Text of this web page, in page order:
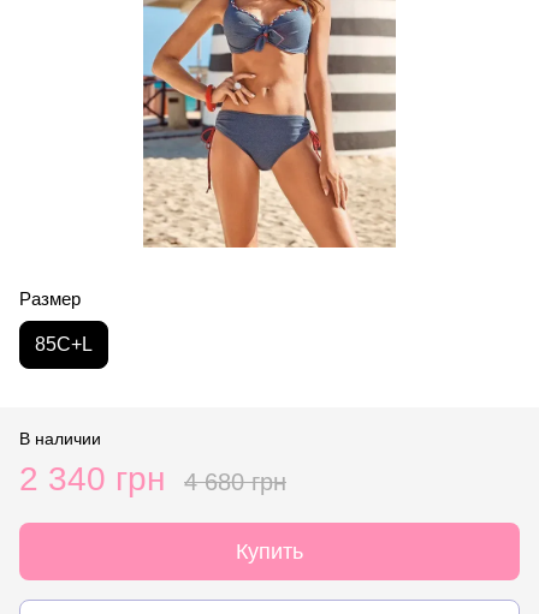
Размер
85C+L
В наличии
2 340 грн 4 680 грн
Купить